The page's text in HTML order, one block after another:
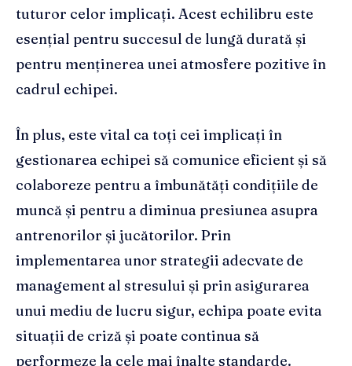
tuturor celor implicați. Acest echilibru este
esențial pentru succesul de lungă durată și
pentru menținerea unei atmosfere pozitive în
cadrul echipei.
În plus, este vital ca toți cei implicați în
gestionarea echipei să comunice eficient și să
colaboreze pentru a îmbunătăți condițiile de
muncă și pentru a diminua presiunea asupra
antrenorilor și jucătorilor. Prin
implementarea unor strategii adecvate de
management al stresului și prin asigurarea
unui mediu de lucru sigur, echipa poate evita
situații de criză și poate continua să
performeze la cele mai înalte standarde.